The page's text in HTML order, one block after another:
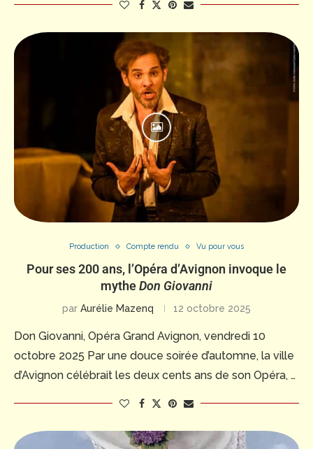
Production Compte rendu Vu pour vous
Pour ses 200 ans, l’Opéra d’Avignon invoque le
mytheDon Giovanni
par Aurélie Mazenq 12 octobre 2025
Don Giovanni, Opéra Grand Avignon, vendredi 10
octobre 2025 Par une douce soirée d’automne, la ville
d’Avignon célébrait les deux cents ans de son Opéra, …